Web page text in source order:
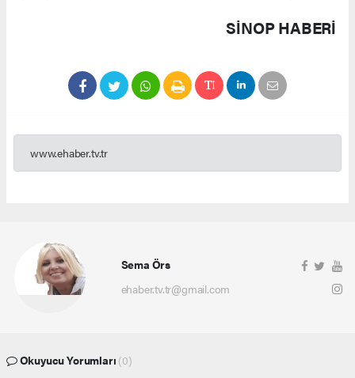
SINOP HABERİ
www.ehaber.tv.tr
Sema Örs
ehaber.tv.tr@gmail.com
Okuyucu Yorumları (0)